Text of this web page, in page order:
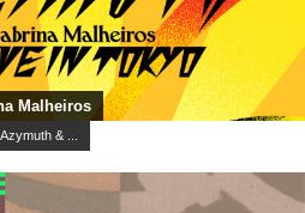
Malheiros
& ...